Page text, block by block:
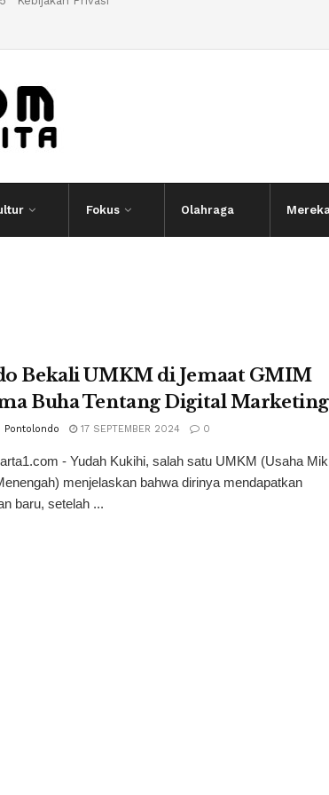
Fokus Olahraga
Bekali UMKM di Jemaat GMIM
Buha Tentang Digital Marketing
Pontolondo 17 SEPTEMBER 2024 0
- Yudah Kukihi, salah satu UMKM (Usaha
menjelaskan bahwa dirinya mendapatkan
baru, setelah ...